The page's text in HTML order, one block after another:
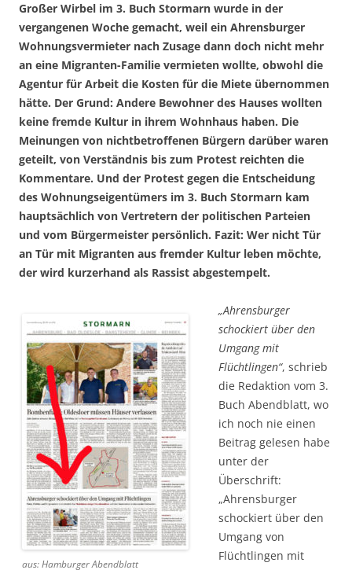
Großer Wirbel im 3. Buch Stormarn wurde in der
vergangenen Woche gemacht, weil ein Ahrensburger
Wohnungsvermieter nach Zusage dann doch nicht mehr
an eine Migranten-Familie vermieten wollte, obwohl die
Agentur für Arbeit die Kosten für die Miete übernommen
hätte. Der Grund: Andere Bewohner des Hauses wollten
keine fremde Kultur in ihrem Wohnhaus haben. Die
Meinungen von nichtbetroffenen Bürgern darüber waren
geteilt, von Verständnis bis zum Protest reichten die
Kommentare. Und der Protest gegen die Entscheidung
des Wohnungseigentümers im 3. Buch Stormarn kam
hauptsächlich von Vertretern der politischen Parteien
und vom Bürgermeister persönlich. Fazit: Wer nicht Tür
an Tür mit Migranten aus fremder Kultur leben möchte,
der wird kurzerhand als Rassist abgestempelt.
aus: Hamburger Abendblatt
„Ahrensburger
schockiert über den
Umgang mit
Flüchtlingen“, schrieb
die Redaktion vom 3.
Buch Abendblatt, wo
ich noch nie einen
Beitrag gelesen habe
unter der
Überschrift:
„Ahrensburger
schockiert über den
Umgang von
Flüchtlingen mit